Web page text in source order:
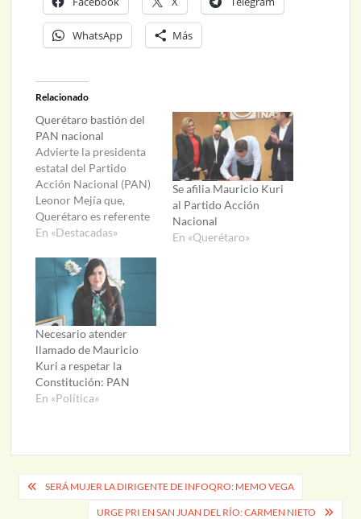
WhatsApp Más
Relacionado
Querétaro bastión del
PAN nacional
Advierte la presidenta
estatal del Partido
Acción Nacional (PAN)
Leonor Mejía que,
Querétaro es referente
y un gran bastión del
Durante la visita del
presidente nacional del
PAN, Marko Cortés, del
gobernador del estado,
Mauricio Kuri González
y representantes
electos de este instituto
político, Leonor Mejía…
En «Destacadas»
Se afilia Mauricio Kuri
al Partido Acción
Nacional
En «Querétaro»
Necesario atender
llamado de Mauricio
Kuri a respetar la
Constitución: PAN
En «Política»
Navegación
SERÁ MUJER LA DIRIGENTE DE INFOQRO: MEMO VEGA
URGE PRI EN SAN JUAN DEL RÍO: CARMEN NIETO